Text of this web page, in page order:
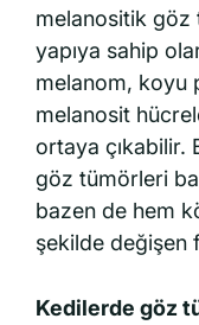
melanositik göz
yapıya sahip
melanom, koyu
melanosit
ortaya çıkabilir.
göz tümörleri
bazen de hem
şekilde değişen
Kedilerde göz